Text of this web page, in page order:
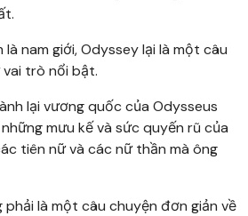
nam giới, Odyssey lại là một câu
trò nổi bật.
lại vương quốc của Odysseus
mưu kế và sức quyến rũ của
tiên nữ và các nữ thần mà ông
phải là một câu chuyện đơn giản về